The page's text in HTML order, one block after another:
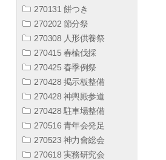
270131 餅つき
270202 節分祭
270308 人形供養祭
270415 春楡伐採
270425 春季例祭
270428 掲示板整備
270428 神輿殿参道
270428 駐車場整備
270516 青年会発足
270523 神力會総会
270618 実務研究会